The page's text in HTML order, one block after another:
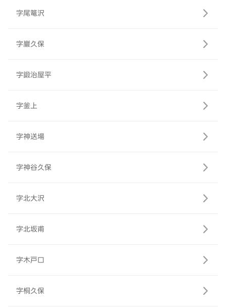
字尾篭沢
字巖久保
字鍛治屋平
字釜上
字神送場
字神谷久保
字北大沢
字北坂甫
字木戸口
字桐久保